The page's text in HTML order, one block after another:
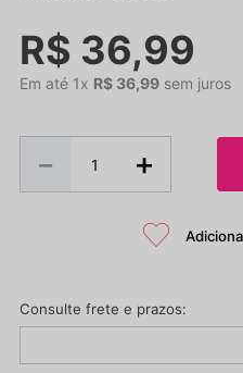
R$ 36,99
Em até 1x R$ 36,99 sem juros
＋
－